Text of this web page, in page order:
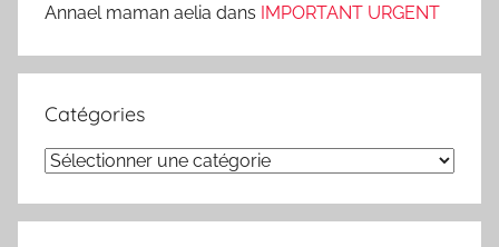
Annael maman aelia dans IMPORTANT URGENT
Catégories
Catégories